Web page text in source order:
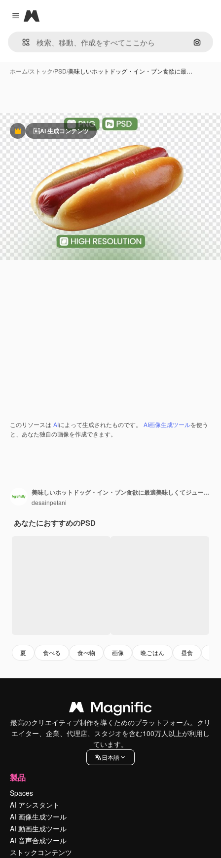
Close menu
Magnific
画像で
ホーム/ストック/PSD/美味しいホットドッグ・イン・ブン食欲に最…
PremiumAI 生成コンテンツ
このリソースは AIによって生成されたものです。 AI画像生成ツールを使う
と、あなた独自の画像を作成できます。
美味しいホットドッグ・イン・ブン食欲に最適美味しくてジューシーなスナック高解像度の食品画像
desainpetani
あなたにおすすめのPSD
夏 食べる 食べ物 画像 晩ごはん 昼食
最高のクリエイティブ制作を導くためのプラットフォーム。クリ
エイター、企業、代理店、スタジオを含む100万人以上が利用し
ています。
日本語
製品
Spaces
AI アシスタント
AI 画像生成ツール
AI 動画生成ツール
AI 音声合成ツール
ストックコンテンツ